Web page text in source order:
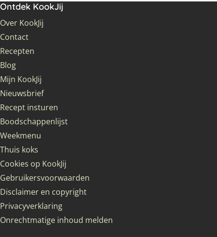
Ontdek KookJij
Over KookJij
Contact
Recepten
Blog
Mijn KookJij
Nieuwsbrief
Recept insturen
Boodschappenlijst
Weekmenu
Thuis koks
Cookies op KookJij
Gebruikersvoorwaarden
Disclaimer en copyright
Privacyverklaring
Onrechtmatige inhoud melden